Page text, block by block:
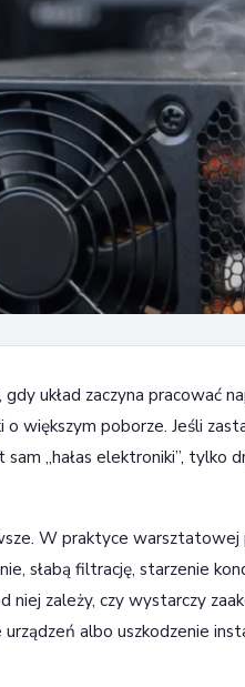
pod
układ zaczyna pracować
większym poborze. Jeśli
sam „hałas elektroniki”,
W praktyce
słabą filtrację, starzenie
zależy, czy wystarczy
albo uszkodzenie